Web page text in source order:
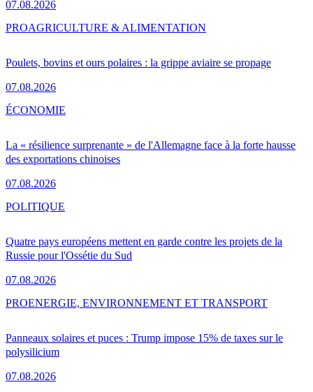
07.08.2026
Poulets, bovins et ours polaires : la grippe aviaire se propage
07.08.2026
PROAGRICULTURE & ALIMENTATION
La « résilience surprenante » de l'Allemagne face à la forte hausse
des exportations chinoises
07.08.2026
ÉCONOMIE
Quatre pays européens mettent en garde contre les projets de la
Russie pour l'Ossétie du Sud
07.08.2026
POLITIQUE
Panneaux solaires et puces : Trump impose 15% de taxes sur le
polysilicium
07.08.2026
PROENERGIE, ENVIRONNEMENT ET TRANSPORT